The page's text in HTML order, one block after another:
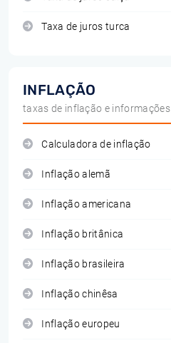
Taxa de juros turca
INFLAÇÃO
taxas de inflação e informações
Calculadora de inflação
Inflação alemã
Inflação americana
Inflação britânica
Inflação brasileira
Inflação chinêsa
Inflação europeu